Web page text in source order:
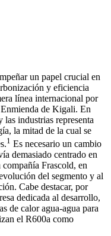
un papel crucial en
y eficiencia
línea internacional por
de Kigali. En
industrias representa
la mitad de la cual se
1 Es necesario un cambio
demasiado centrado en
compañía Frascold, en
del segmento y al
Cabe destacar, por
dedicada al desarrollo,
de calor agua-agua para
el R600a como